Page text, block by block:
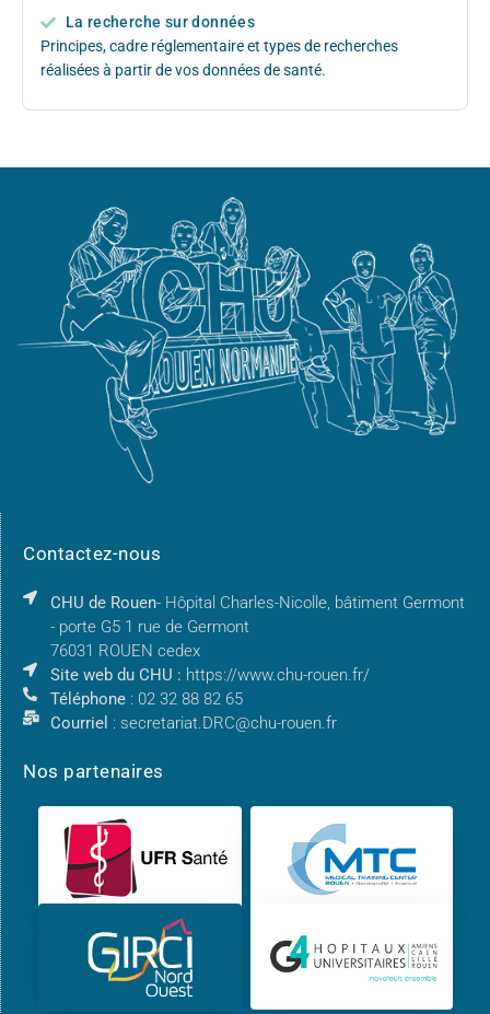
La recherche sur données
Principes, cadre réglementaire et types de recherches
réalisées à partir de vos données de santé.
Contactez-nous
CHU de Rouen- Hôpital Charles-Nicolle, bâtiment Germont
- porte G5 1 rue de Germont
76031 ROUEN cedex
Site web du CHU : https://www.chu-rouen.fr/
Téléphone : 02 32 88 82 65
Courriel : secretariat.DRC@chu-rouen.fr
Nos partenaires